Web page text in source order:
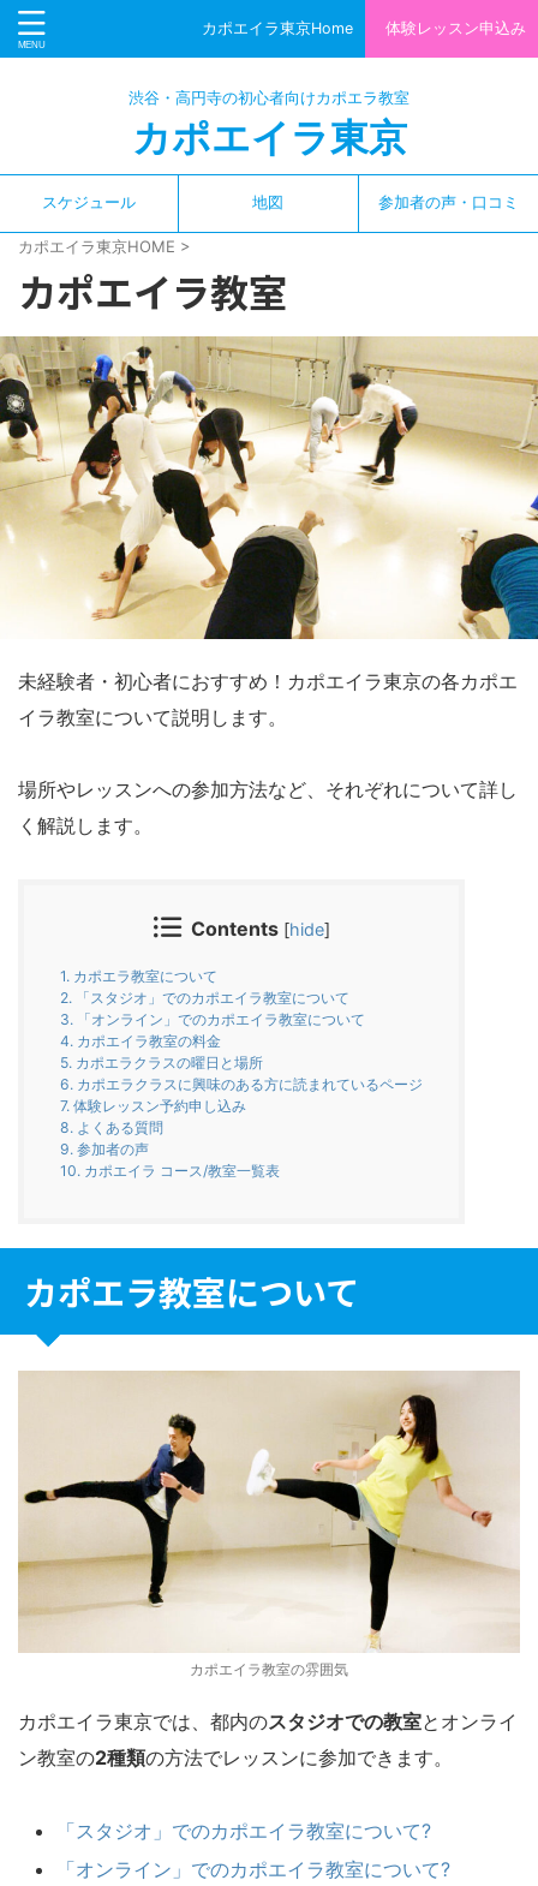
カポエイラ東京Home 体験レッスン申込み
渋谷・高円寺の初心者向けカポエラ教室
カポエイラ東京
スケジュール 地図 参加者の声・口コミ
カポエイラ東京HOME >
カポエイラ教室
未経験者・初心者におすすめ！カポエイラ東京の各カポエ
イラ教室について説明します。
場所やレッスンへの参加方法など、それぞれについて詳し
く解説します。
Contents [hide]
1. カポエラ教室について
2. 「スタジオ」でのカポエイラ教室について
3. 「オンライン」でのカポエイラ教室について
4. カポエイラ教室の料金
5. カポエラクラスの曜日と場所
6. カポエラクラスに興味のある方に読まれているページ
7. 体験レッスン予約申し込み
8. よくある質問
9. 参加者の声
10. カポエイラ コース/教室一覧表
カポエラ教室について
カポエイラ教室の雰囲気
カポエイラ東京では、都内のスタジオでの教室とオンライ
ン教室の2種類の方法でレッスンに参加できます。
「スタジオ」でのカポエイラ教室について?
「オンライン」でのカポエイラ教室について?